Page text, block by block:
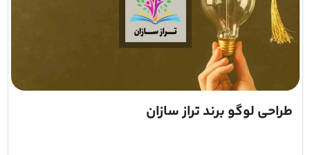
طراحی لوگو برند تراز سازان